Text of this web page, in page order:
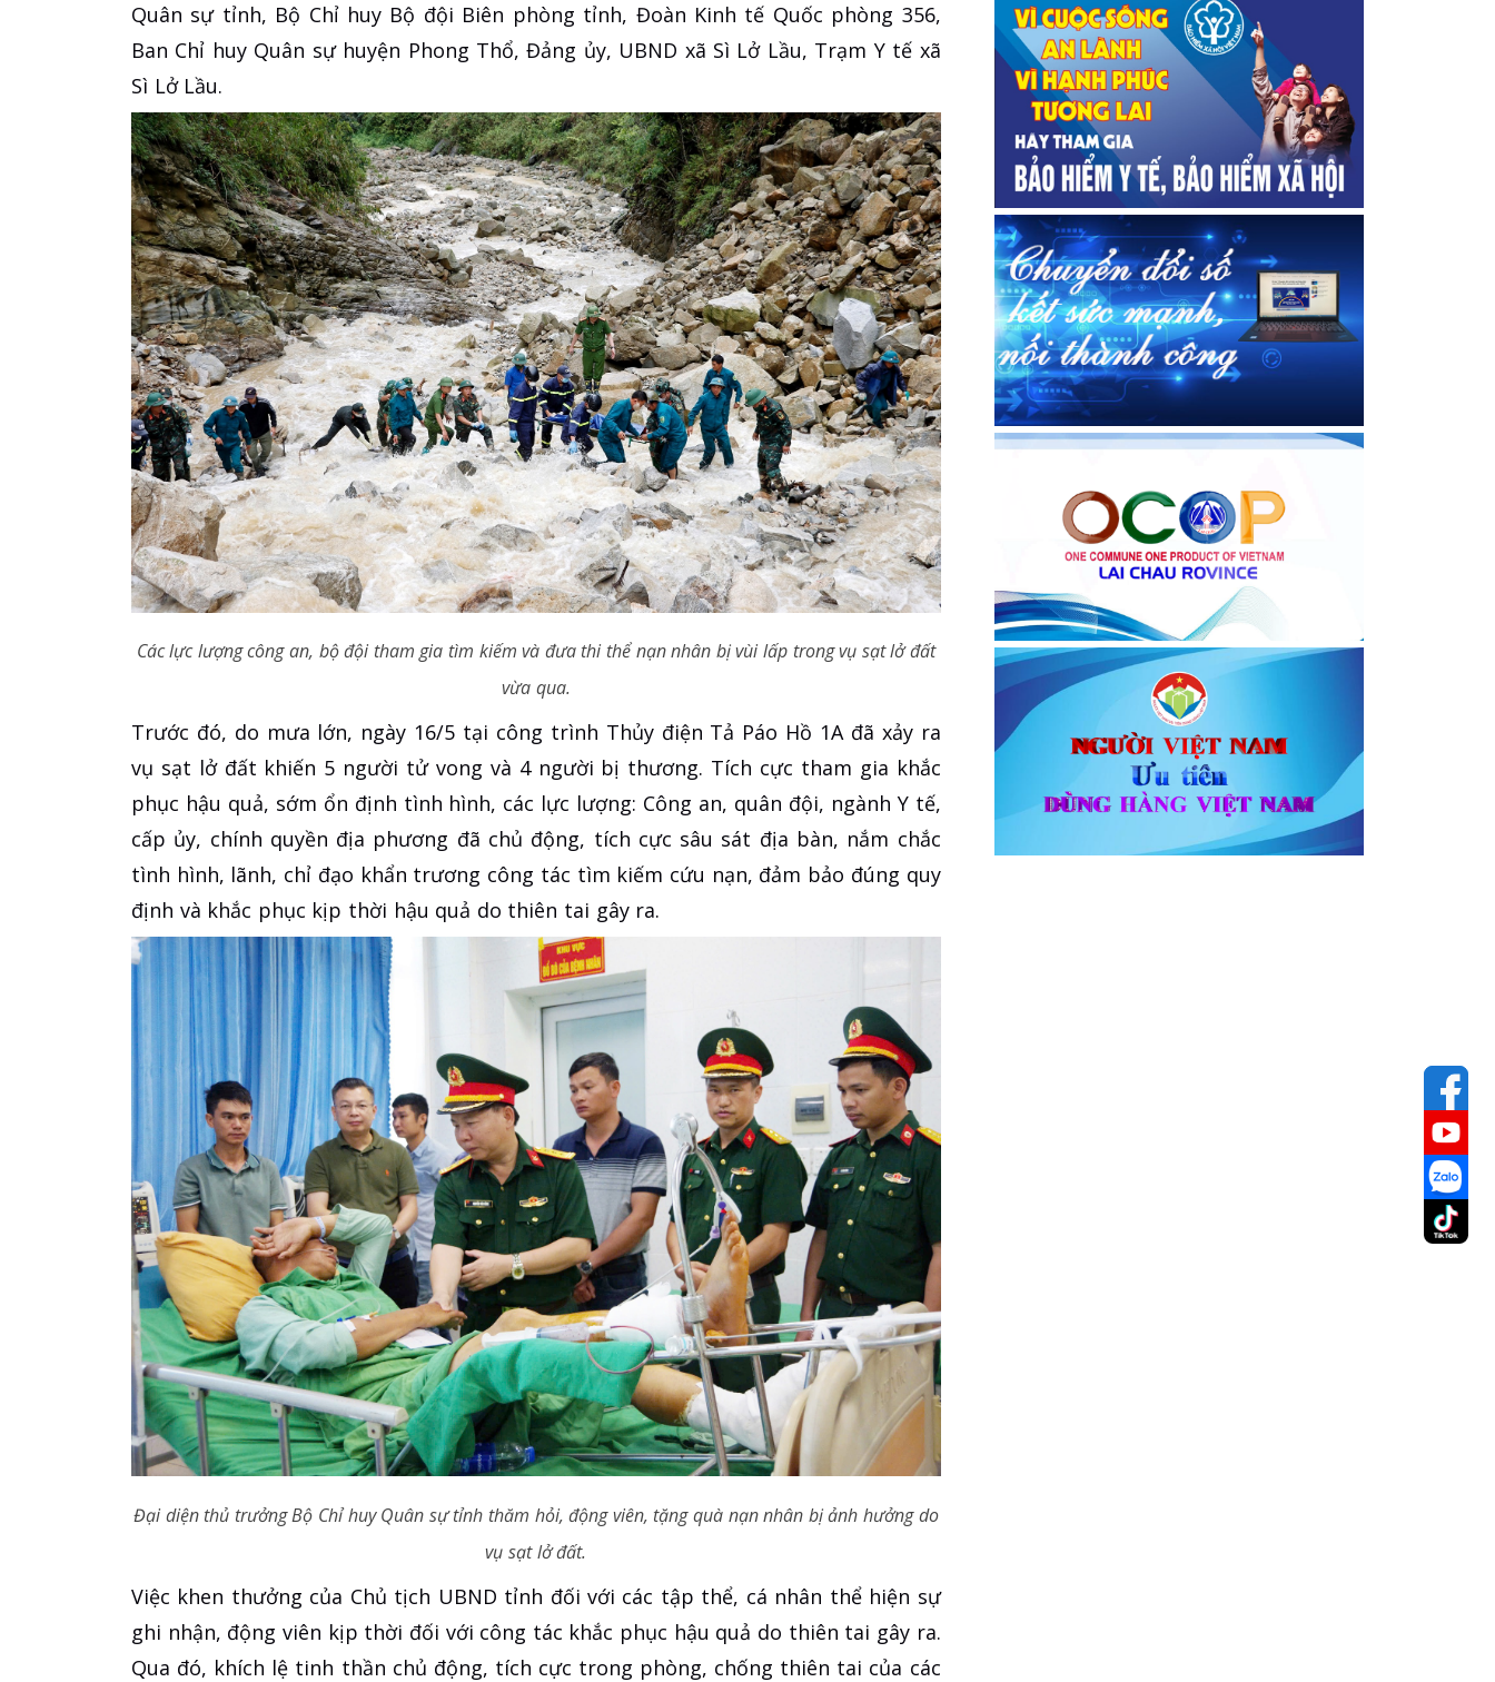
Quân sự tỉnh, Bộ Chỉ huy Bộ đội Biên phòng tỉnh, Đoàn Kinh tế Quốc phòng 356,
Ban Chỉ huy Quân sự huyện Phong Thổ, Đảng ủy, UBND xã Sì Lở Lầu, Trạm Y tế xã
Sì Lở Lầu.
Các lực lượng công an, bộ đội tham gia tìm kiếm và đưa thi thể nạn nhân bị vùi lấp trong vụ sạt lở đất
vừa qua.
Trước đó, do mưa lớn, ngày 16/5 tại công trình Thủy điện Tả Páo Hồ 1A đã xảy ra
vụ sạt lở đất khiến 5 người tử vong và 4 người bị thương. Tích cực tham gia khắc
phục hậu quả, sớm ổn định tình hình, các lực lượng: Công an, quân đội, ngành Y tế,
cấp ủy, chính quyền địa phương đã chủ động, tích cực sâu sát địa bàn, nắm chắc
tình hình, lãnh, chỉ đạo khẩn trương công tác tìm kiếm cứu nạn, đảm bảo đúng quy
định và khắc phục kịp thời hậu quả do thiên tai gây ra.
Đại diện thủ trưởng Bộ Chỉ huy Quân sự tỉnh thăm hỏi, động viên, tặng quà nạn nhân bị ảnh hưởng do
vụ sạt lở đất.
Việc khen thưởng của Chủ tịch UBND tỉnh đối với các tập thể, cá nhân thể hiện sự
ghi nhận, động viên kịp thời đối với công tác khắc phục hậu quả do thiên tai gây ra.
Qua đó, khích lệ tinh thần chủ động, tích cực trong phòng, chống thiên tai của các